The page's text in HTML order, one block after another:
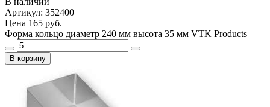
Артикул: 352400
Цена 165 руб.
Форма кольцо диаметр 240 мм высота 35 мм VTK Products
В корзину